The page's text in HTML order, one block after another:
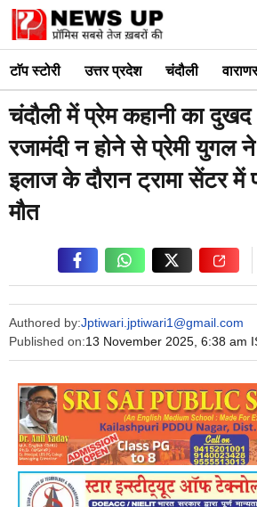
Skip
content
टाॅप स्टोरी उत्तर प्रदेश चंदौली
चंदौली में प्रेम कहानी का दुखद
रजामंदी न होने से प्रेमी युगल
इलाज के दौरान ट्रामा सेंटर में
मौत
Authored by:Jptiwari.jptiwari1@gmail.com
Published on:13 November 2025, 6:38 am